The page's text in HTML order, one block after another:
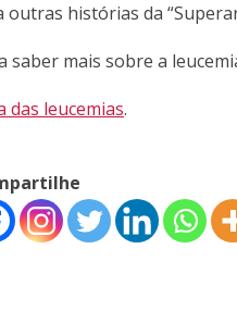
outras histórias da
saber mais sobre a
das leucemias.